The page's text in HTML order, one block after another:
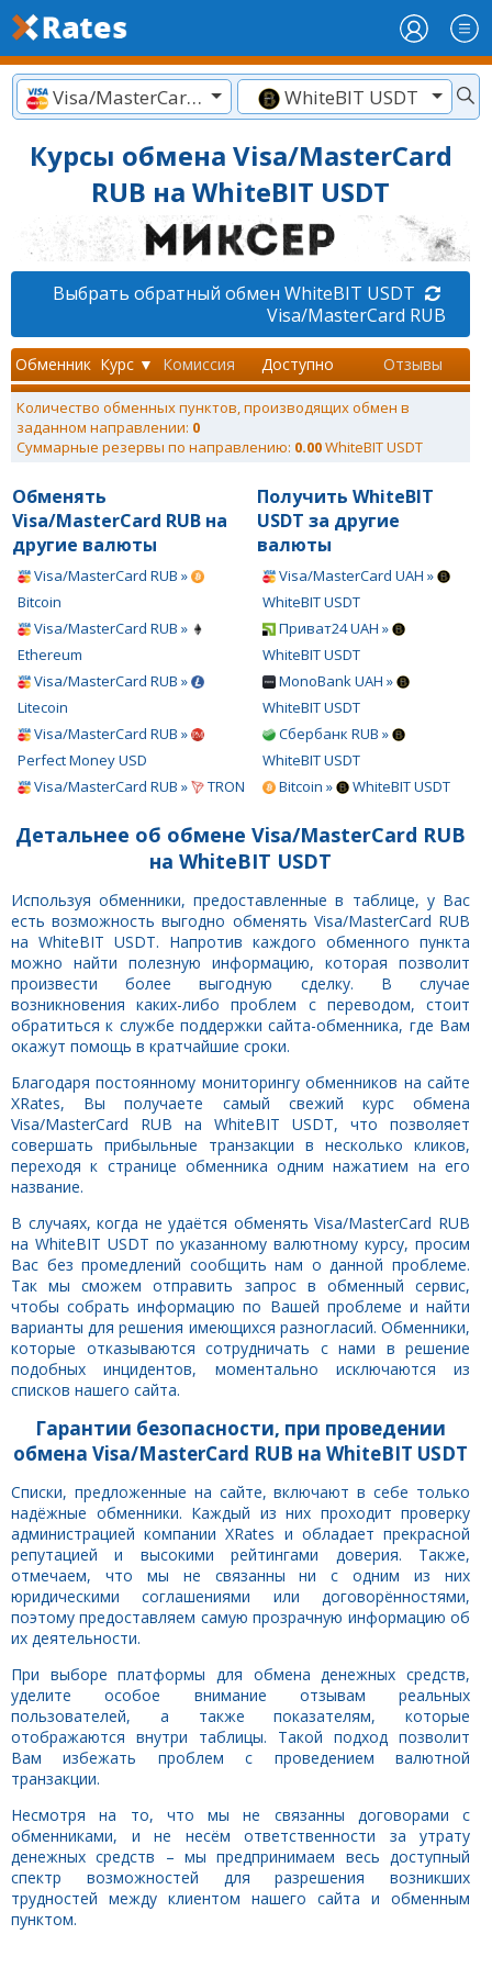
Visa/MasterCard RUB WhiteBIT USDT
Курсы обмена Visa/MasterCard
RUB на WhiteBIT USDT
Выбрать обратный обмен WhiteBIT USDT
Visa/MasterCard RUB
Обменник Курс ▼ Комиссия Доступно Отзывы
Количество обменных пунктов, производящих обмен в
заданном направлении: 0
Суммарные резервы по направлению: 0.00WhiteBIT USDT
Обменять
Visa/MasterCard RUB на
другие валюты
Visa/MasterCard RUB »
Bitcoin
Visa/MasterCard RUB »
Ethereum
Visa/MasterCard RUB »
Litecoin
Visa/MasterCard RUB »
Perfect Money USD
Visa/MasterCard RUB »
TRON
Получить WhiteBIT
USDT за другие
валюты
Visa/MasterCard UAH »
WhiteBIT USDT
Приват24 UAH »
WhiteBIT USDT
MonoBank UAH »
WhiteBIT USDT
Сбербанк RUB »
WhiteBIT USDT
Bitcoin »
WhiteBIT USDT
Детальнее об обмене Visa/MasterCard RUB
на WhiteBIT USDT
Используя обменники, предоставленные в таблице, у Вас
есть возможность выгодно обменять Visa/MasterCard RUB
на WhiteBIT USDT. Напротив каждого обменного пункта
можно найти полезную информацию, которая позволит
произвести более выгодную сделку. В случае
возникновения каких-либо проблем с переводом, стоит
обратиться к службе поддержки сайта-обменника, где Вам
окажут помощь в кратчайшие сроки.
Благодаря постоянному мониторингу обменников на сайте
XRates, Вы получаете самый свежий курс обмена
Visa/MasterCard RUB на WhiteBIT USDT, что позволяет
совершать прибыльные транзакции в несколько кликов,
переходя к странице обменника одним нажатием на его
название.
В случаях, когда не удаётся обменять Visa/MasterCard RUB
на WhiteBIT USDT по указанному валютному курсу, просим
Вас без промедлений сообщить нам о данной проблеме.
Так мы сможем отправить запрос в обменный сервис,
чтобы собрать информацию по Вашей проблеме и найти
варианты для решения имеющихся разногласий. Обменники,
которые отказываются сотрудничать с нами в решение
подобных инцидентов, моментально исключаются из
списков нашего сайта.
Гарантии безопасности, при проведении
обмена Visa/MasterCard RUB на WhiteBIT USDT
Списки, предложенные на сайте, включают в себе только
надёжные обменники. Каждый из них проходит проверку
администрацией компании XRates и обладает прекрасной
репутацией и высокими рейтингами доверия. Также,
отмечаем, что мы не связанны ни с одним из них
юридическими соглашениями или договорённостями,
поэтому предоставляем самую прозрачную информацию об
их деятельности.
При выборе платформы для обмена денежных средств,
уделите особое внимание отзывам реальных
пользователей, а также показателям, которые
отображаются внутри таблицы. Такой подход позволит
Вам избежать проблем с проведением валютной
транзакции.
Несмотря на то, что мы не связанны договорами с
обменниками, и не несём ответственности за утрату
денежных средств – мы предпринимаем весь доступный
спектр возможностей для разрешения возникших
трудностей между клиентом нашего сайта и обменным
пунктом.